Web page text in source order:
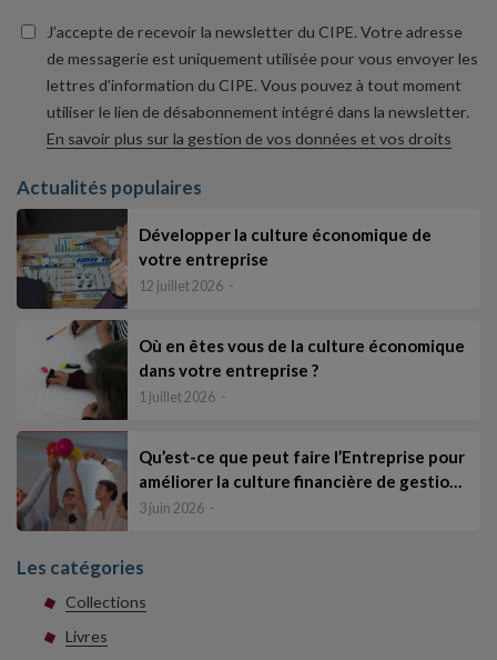
J’accepte de recevoir la newsletter du CIPE. Votre adresse
de messagerie est uniquement utilisée pour vous envoyer les
lettres d'information du CIPE. Vous pouvez à tout moment
utiliser le lien de désabonnement intégré dans la newsletter.
En savoir plus sur la gestion de vos données et vos droits
Actualités populaires
Développer la culture économique de
votre entreprise
12 juillet 2026
Où en êtes vous de la culture économique
dans votre entreprise ?
1 juillet 2026
Qu’est-ce que peut faire l’Entreprise pour
améliorer la culture financière de gestio…
3 juin 2026
Les catégories
Collections
Livres